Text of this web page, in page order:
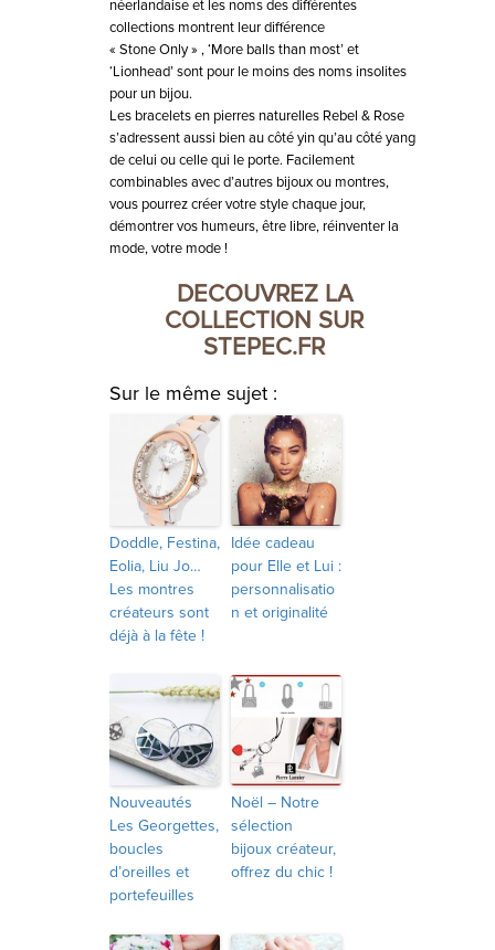
néerlandaise et les noms des différentes
collections montrent leur différence
« Stone Only » , ‘More balls than most’ et
‘Lionhead’ sont pour le moins des noms insolites
pour un bijou.
Les bracelets en pierres naturelles Rebel & Rose
s’adressent aussi bien au côté yin qu’au côté yang
de celui ou celle qui le porte. Facilement
combinables avec d’autres bijoux ou montres,
vous pourrez créer votre style chaque jour,
démontrer vos humeurs, être libre, réinventer la
mode, votre mode !
DECOUVREZ LA
COLLECTION SUR
STEPEC.FR
Sur le même sujet :
Doddle, Festina,
Eolia, Liu Jo…
Les montres
créateurs sont
déjà à la fête !
Idée cadeau
pour Elle et Lui :
personnalisatio
n et originalité
Nouveautés
Les Georgettes,
boucles
d’oreilles et
portefeuilles
Noël – Notre
sélection
bijoux créateur,
offrez du chic !